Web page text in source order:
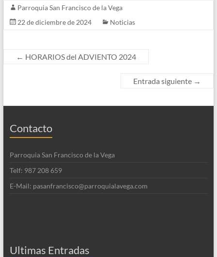
Parroquia San Francisco de la Vega
22 de diciembre de 2024
Noticias
← HORARIOS del ADVIENTO 2024
Entrada siguiente →
Contacto
Parroquia San Francisco de la Vega
Telf: 987 208 659
E-Mail: pasanfrancisco@parroquialavega.com
Ultimas Entradas